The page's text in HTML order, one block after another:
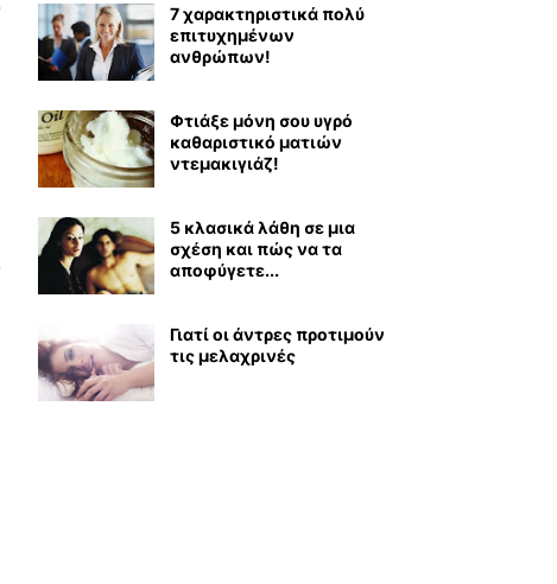
7 χαρακτηριστικά πολύ
επιτυχημένων
ανθρώπων!
Φτιάξε μόνη σου υγρό
καθαριστικό ματιών
ντεμακιγιάζ!
5 κλασικά λάθη σε μια
σχέση και πώς να τα
αποφύγετε...
Γιατί οι άντρες προτιμούν
τις μελαχρινές